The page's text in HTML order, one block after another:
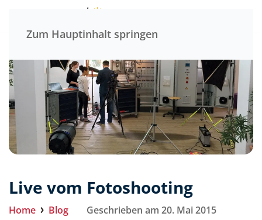
Zum Hauptinhalt springen
Live vom Fotoshooting
Home Blog Geschrieben am 20. Mai 2015